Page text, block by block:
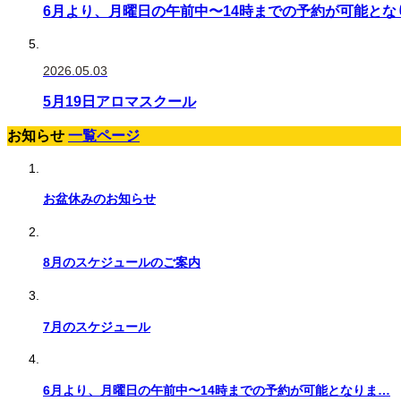
6月より、月曜日の午前中〜14時までの予約が可能と
2026.05.03
5月19日アロマスクール
お知らせ 一覧ページ
お盆休みのお知らせ
8月のスケジュールのご案内
7月のスケジュール
6月より、月曜日の午前中〜14時までの予約が可能となりま…